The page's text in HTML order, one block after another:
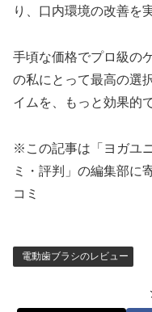
り、口内環境の改善を
手頃な価格でプロ級の
の私にとって最高の選
イムを、もっと効果的
※この記事は「ヨガユ
ミ・評判」の編集部に
コミ
電動歯ブラシのレビュー